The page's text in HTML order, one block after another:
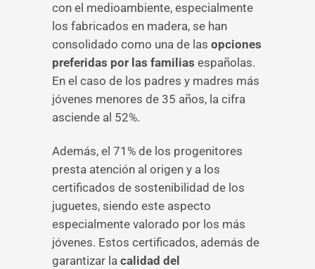
con el medioambiente, especialmente
los fabricados en madera, se han
consolidado como una de las opciones
preferidas por las familias españolas.
En el caso de los padres y madres más
jóvenes menores de 35 años, la cifra
asciende al 52%.
Además, el 71% de los progenitores
presta atención al origen y a los
certificados de sostenibilidad de los
juguetes, siendo este aspecto
especialmente valorado por los más
jóvenes. Estos certificados, además de
garantizar la calidad del